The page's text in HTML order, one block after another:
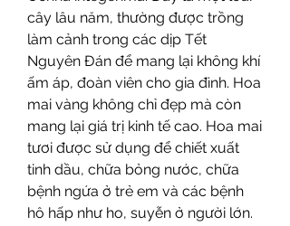
cây lâu năm, thường được trồng
làm cảnh trong các dịp Tết
Nguyên Đán để mang lại không khí
ấm áp, đoàn viên cho gia đình. Hoa
mai vàng không chỉ đẹp mà còn
mang lại giá trị kinh tế cao. Hoa mai
tươi được sử dụng để chiết xuất
tinh dầu, chữa bỏng nước, chữa
bệnh ngứa ở trẻ em và các bệnh
hô hấp như ho, suyễn ở người lớn.